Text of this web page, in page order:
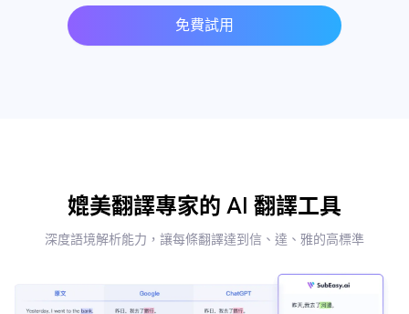
免費試用
媲美翻譯專家的 AI 翻譯工具
深度語境解析能力，讓每條翻譯達到信、達、雅的高標準